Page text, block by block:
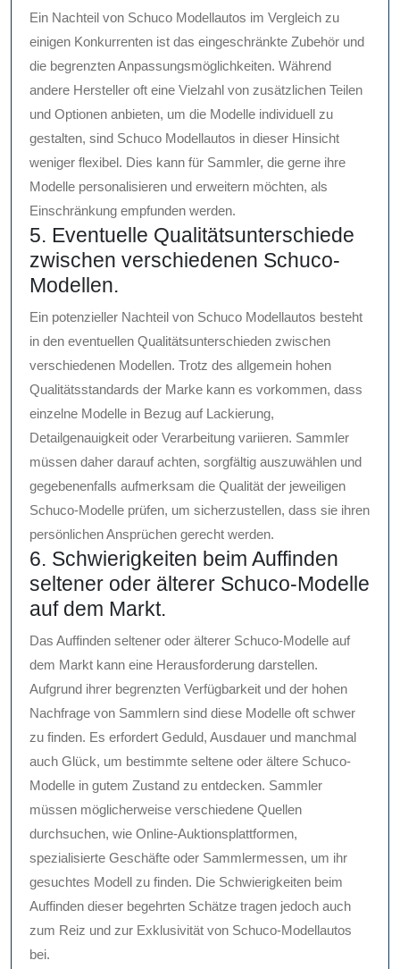
Ein Nachteil von Schuco Modellautos im Vergleich zu
einigen Konkurrenten ist das eingeschränkte Zubehör und
die begrenzten Anpassungsmöglichkeiten. Während
andere Hersteller oft eine Vielzahl von zusätzlichen Teilen
und Optionen anbieten, um die Modelle individuell zu
gestalten, sind Schuco Modellautos in dieser Hinsicht
weniger flexibel. Dies kann für Sammler, die gerne ihre
Modelle personalisieren und erweitern möchten, als
Einschränkung empfunden werden.
5. Eventuelle Qualitätsunterschiede
zwischen verschiedenen Schuco-
Modellen.
Ein potenzieller Nachteil von Schuco Modellautos besteht
in den eventuellen Qualitätsunterschieden zwischen
verschiedenen Modellen. Trotz des allgemein hohen
Qualitätsstandards der Marke kann es vorkommen, dass
einzelne Modelle in Bezug auf Lackierung,
Detailgenauigkeit oder Verarbeitung variieren. Sammler
müssen daher darauf achten, sorgfältig auszuwählen und
gegebenenfalls aufmerksam die Qualität der jeweiligen
Schuco-Modelle prüfen, um sicherzustellen, dass sie ihren
persönlichen Ansprüchen gerecht werden.
6. Schwierigkeiten beim Auffinden
seltener oder älterer Schuco-Modelle
auf dem Markt.
Das Auffinden seltener oder älterer Schuco-Modelle auf
dem Markt kann eine Herausforderung darstellen.
Aufgrund ihrer begrenzten Verfügbarkeit und der hohen
Nachfrage von Sammlern sind diese Modelle oft schwer
zu finden. Es erfordert Geduld, Ausdauer und manchmal
auch Glück, um bestimmte seltene oder ältere Schuco-
Modelle in gutem Zustand zu entdecken. Sammler
müssen möglicherweise verschiedene Quellen
durchsuchen, wie Online-Auktionsplattformen,
spezialisierte Geschäfte oder Sammlermessen, um ihr
gesuchtes Modell zu finden. Die Schwierigkeiten beim
Auffinden dieser begehrten Schätze tragen jedoch auch
zum Reiz und zur Exklusivität von Schuco-Modellautos
bei.